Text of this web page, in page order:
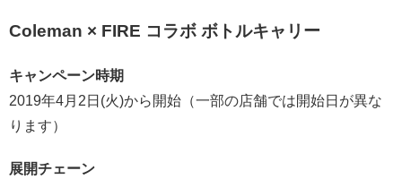
Coleman × FIRE コラボ ボトルキャリー
キャンペーン時期
2019年4月2日(火)から開始（一部の店舗では開始日が異な
ります）
展開チェーン